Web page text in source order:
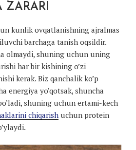
ZARARI
kunlik ovqatlanishning ajralmas
barchaga tanish oqsildir.
olmaydi, shuning uchun uning
har bir kishining o’zi
kerak. Biz qanchalik ko’p
energiya yo’qotsak, shuncha
shuning uchun ertami-kech
chiqarish uchun protein